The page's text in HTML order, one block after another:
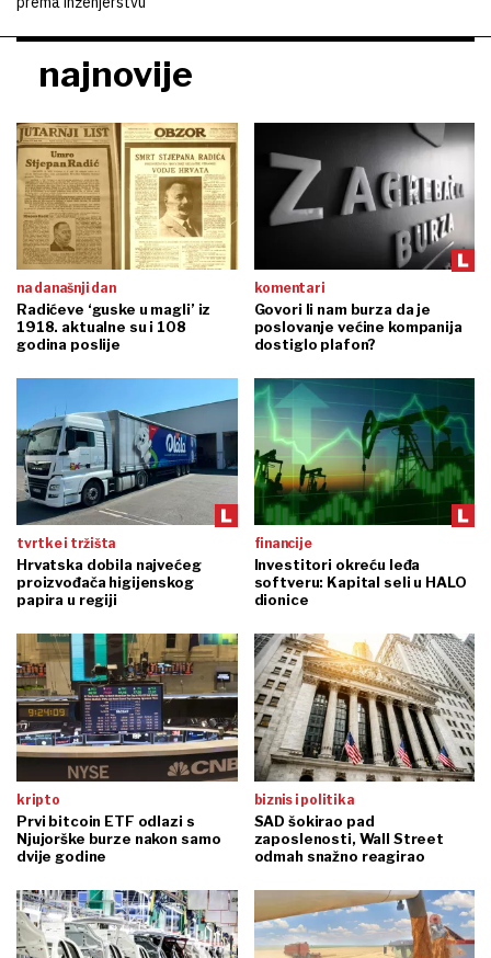
najnovije
na današnji dan
Radićeve ‘guske u magli’ iz
1918. aktualne su i 108
godina poslije
komentari
Govori li nam burza da je
poslovanje većine kompanija
dostiglo plafon?
tvrtke i tržišta
Hrvatska dobila najvećeg
proizvođača higijenskog
papira u regiji
financije
Investitori okreću leđa
softveru: Kapital seli u HALO
dionice
kripto
Prvi bitcoin ETF odlazi s
Njujorške burze nakon samo
dvije godine
biznis i politika
SAD šokirao pad
zaposlenosti, Wall Street
odmah snažno reagirao